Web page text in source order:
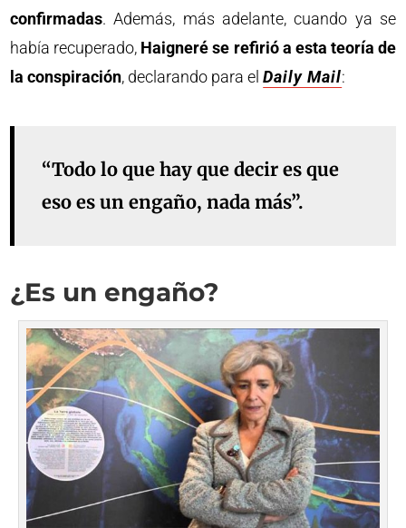
confirmadas. Además, más adelante, cuando ya se
había recuperado, Haigneré se refirió a esta teoría de
la conspiración, declarando para elDaily Mail:
“Todo lo que hay que decir es que
eso es un engaño, nada más”.
¿Es un engaño?